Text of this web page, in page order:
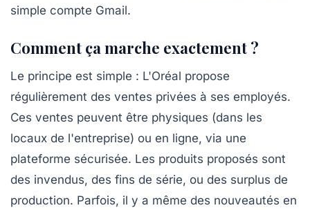
simple compte Gmail.
Comment ça marche exactement ?
Le principe est simple : L'Oréal propose
régulièrement des ventes privées à ses employés.
Ces ventes peuvent être physiques (dans les
locaux de l'entreprise) ou en ligne, via une
plateforme sécurisée. Les produits proposés sont
des invendus, des fins de série, ou des surplus de
production. Parfois, il y a même des nouveautés en